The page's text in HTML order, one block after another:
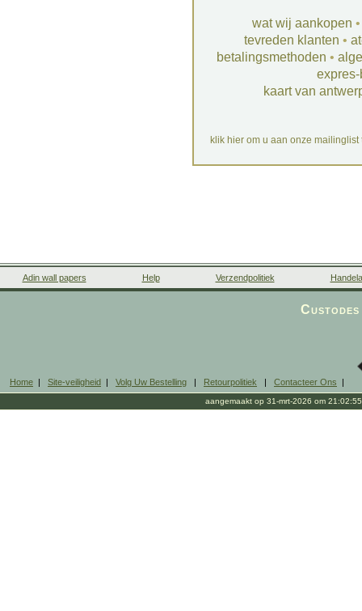
wat wij aankopen
tevreden klanten •
betalingsmethoden •
kaart van
klik hier om u aan onze mailinglist
Adin wall papers Help Verzendpolitiek
Home | Site-veiligheid | Volg Uw Bestelling | Retourpolitiek | Contacteer Ons |
aangemaakt op 31-mrt-2026 om